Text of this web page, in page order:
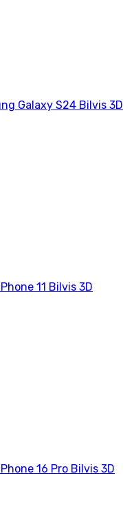
Galaxy S24 Bilvis 3D
11 Bilvis 3D
16 Pro Bilvis 3D